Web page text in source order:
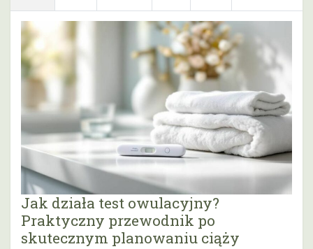
Jak działa test owulacyjny?
Praktyczny przewodnik po
skutecznym planowaniu ciąży